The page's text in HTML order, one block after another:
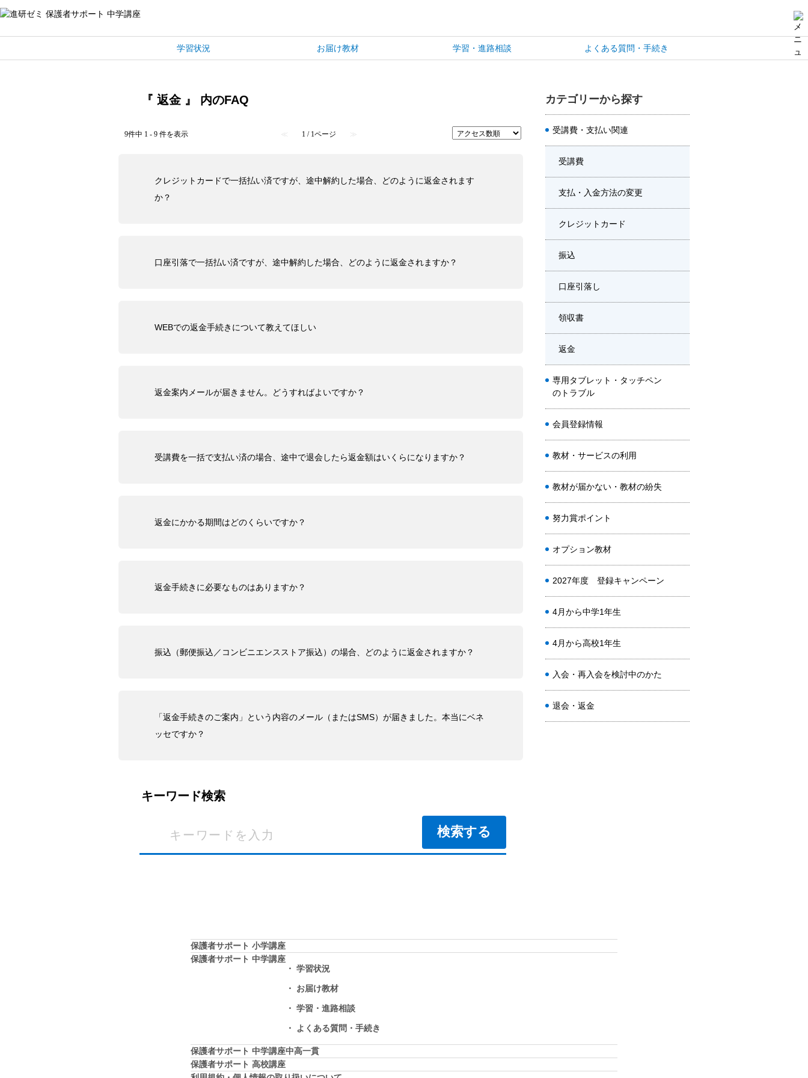
学習状況 お届け教材 学習・進路相談 よくある質問・手続き
カテゴリーから探す
受講費・支払い関連
受講費
支払・入金方法の変更
クレジットカード
振込
口座引落し
領収書
返金
専用タブレット・タッチペン
のトラブル
会員登録情報
教材・サービスの利用
教材が届かない・教材の紛失
努力賞ポイント
オプション教材
2027年度 登録キャンペーン
4月から中学1年生
4月から高校1年生
入会・再入会を検討中のかた
退会・返金
『 返金 』 内のFAQ
9件中 1 - 9 件を表示 ≪ 1 / 1ページ ≫
クレジットカードで一括払い済ですが、途中解約した場合、どのように返金されます
か？
口座引落で一括払い済ですが、途中解約した場合、どのように返金されますか？
WEBでの返金手続きについて教えてほしい
返金案内メールが届きません。どうすればよいですか？
受講費を一括で支払い済の場合、途中で退会したら返金額はいくらになりますか？
返金にかかる期間はどのくらいですか？
返金手続きに必要なものはありますか？
振込（郵便振込／コンビニエンスストア振込）の場合、どのように返金されますか？
「返金手続きのご案内」という内容のメール（またはSMS）が届きました。本当にベネ
ッセですか？
キーワード検索
保護者サポート 小学講座
保護者サポート 中学講座
学習状況
お届け教材
学習・進路相談
よくある質問・手続き
保護者サポート 中学講座中高一貫
保護者サポート 高校講座